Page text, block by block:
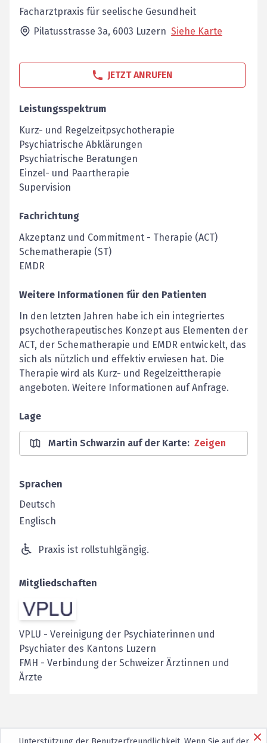
Facharztpraxis für seelische Gesundheit
Pilatusstrasse 3a, 6003 Luzern Siehe Karte
JETZT ANRUFEN
Leistungsspektrum
Kurz- und Regelzeitpsychotherapie
Psychiatrische Abklärungen
Psychiatrische Beratungen
Einzel- und Paartherapie
Supervision
Fachrichtung
Akzeptanz und Commitment - Therapie (ACT)
Schematherapie (ST)
EMDR
Weitere Informationen für den Patienten
In den letzten Jahren habe ich ein integriertes
psychotherapeutisches Konzept aus Elementen der
ACT, der Schematherapie und EMDR entwickelt, das
sich als nützlich und effektiv erwiesen hat. Die
Therapie wird als Kurz- und Regelzeittherapie
angeboten. Weitere Informationen auf Anfrage.
Lage
Martin Schwarzin auf der Karte: Zeigen
Sprachen
Deutsch
Englisch
Praxis ist rollstuhlgängig.
Mitgliedschaften
VPLU - Vereinigung der Psychiaterinnen und
Psychiater des Kantons Luzern
FMH - Verbindung der Schweizer Ärztinnen und
Ärzte